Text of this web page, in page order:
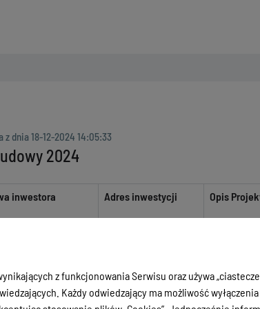
z dnia 18-12-2024 14:05:33
2024
inwestora Adres inwestycji Opis
gm. Dywity obr
z funkcjonowania Serwisu oraz używa
Każdy odwiedzający ma możliwość